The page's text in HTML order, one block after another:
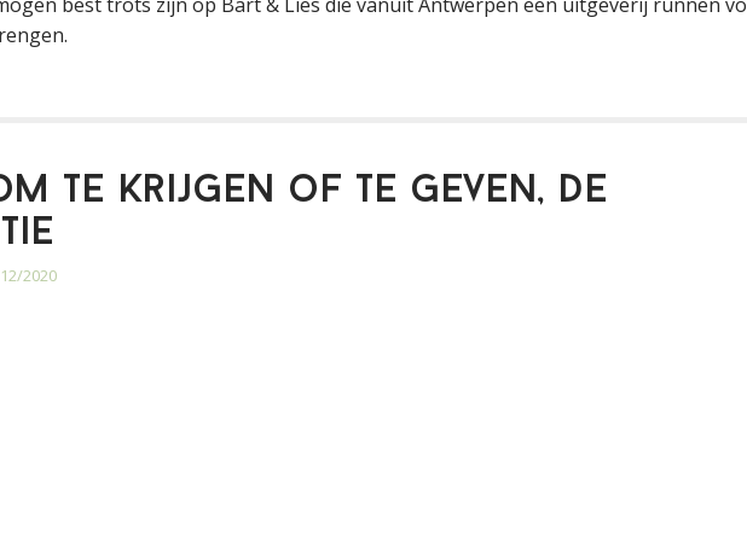
om te krijgen of te geven, de
2020